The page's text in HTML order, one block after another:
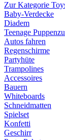
Zur Kategorie
Baby-Verdecke
Diadem
Teenage
Autos fahren
Regenschirme
Partyhüte
Trampolines
Accessoires
Bauern
Whiteboards
Schneidmatten
Spielset
Konfetti
Geschirr